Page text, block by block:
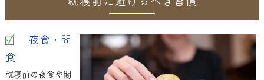
夜食・間
食
就寝前の夜食や間